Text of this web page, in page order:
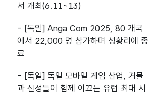
서 개최(6.11~13)
- [독일] Anga Com 2025, 80 개국
에서 22,000 명 참가하며 성황리에 종
료
- [독일] 독일 모바일 게임 산업, 거물
과 신성들이 함께 이끄는 유럽 최대 시